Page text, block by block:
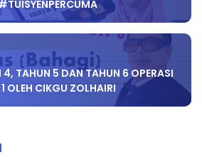
TAHUN 5 DAN TAHUN 6 OPERASI
OLEH CIKGU ZOLHAIRI